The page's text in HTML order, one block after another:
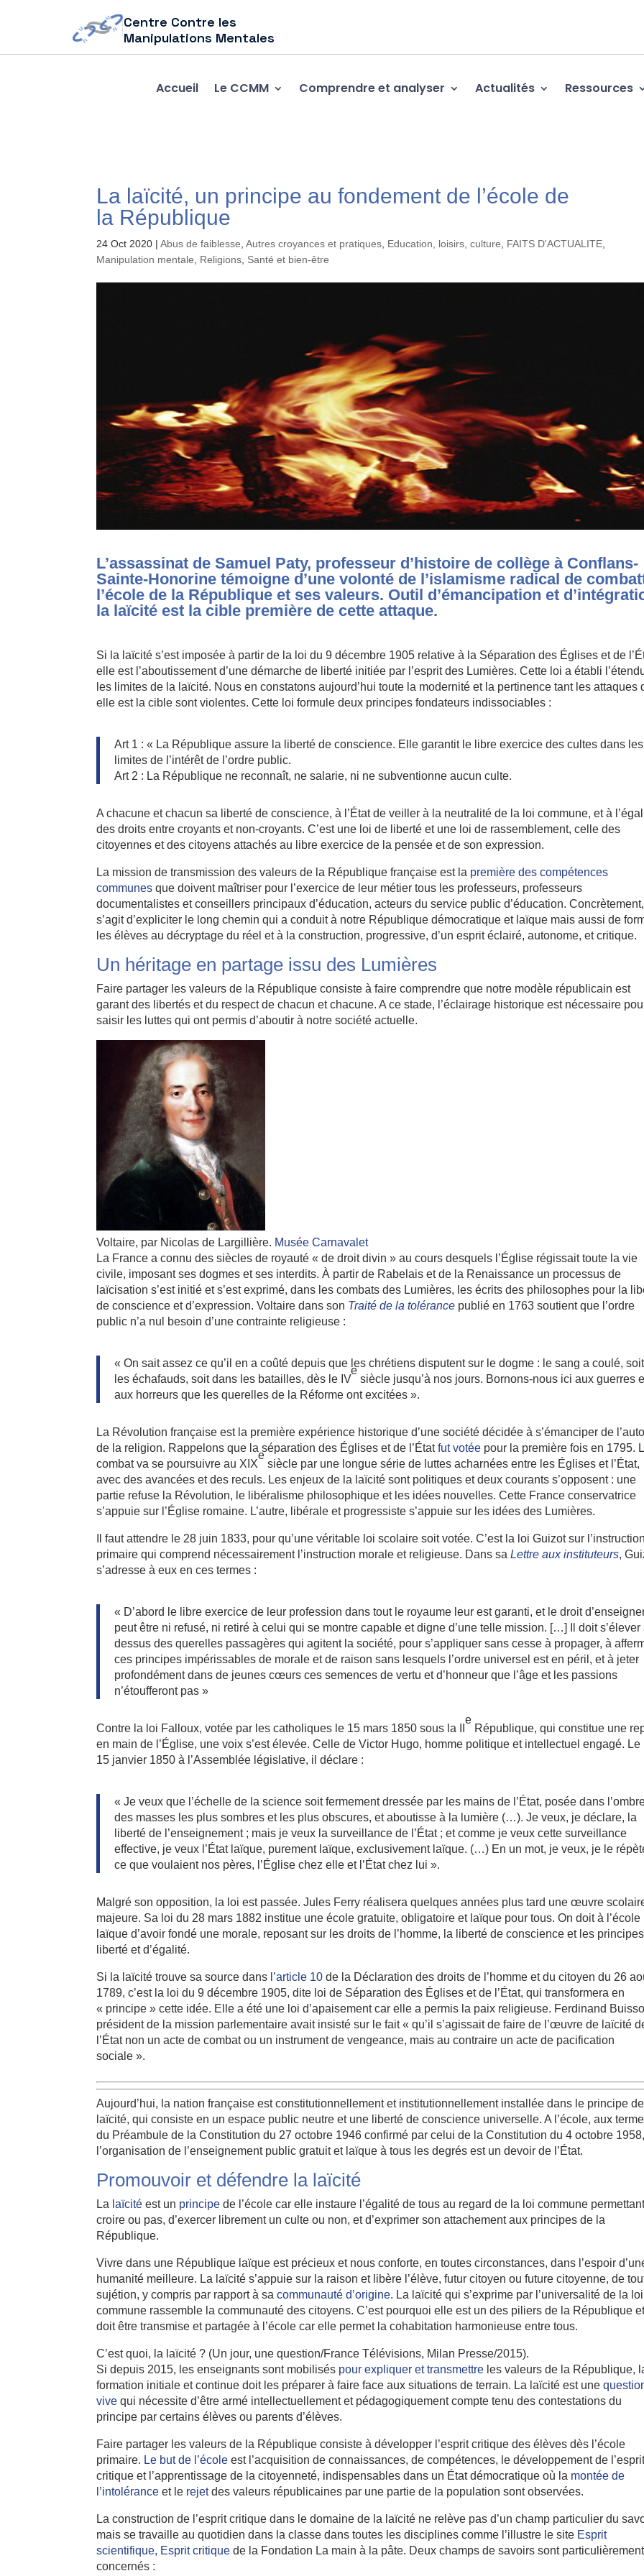
Centre Contre les
Manipulations Mentales
Accueil Le CCMM Comprendre et analyser Actualités Ressources
La laïcité, un principe au fondement de l’école de
la République
24 Oct 2020 |Abus de faiblesse ,Autres croyances et pratiques Education, loisirs, culture FAITS D'ACTUALITE
Manipulation mentale
Religions Santé et bien-être
L’assassinat de Samuel Paty, professeur d’histoire de collège à Conflans-
Sainte-Honorine témoigne d’une volonté de l’islamisme radical de
l’école de la République et ses valeurs. Outil d’émancipation et
la laïcité est la cible première de cette attaque.
Si la laïcité s’est imposée à partir de la loi du 9 décembre 1905 relative à la Séparation des Églises et de
elle est l’aboutissement d’une démarche de liberté initiée par l’esprit des Lumières. Cette loi a établi
les limites de la laïcité. Nous en constatons aujourd’hui toute la modernité et la pertinence tant les attaques
elle est la cible sont violentes. Cette loi formule deux principes fondateurs indissociables :
Art 1 : « La République assure la liberté de conscience. Elle garantit le libre exercice des cultes dans les
limites de l’intérêt de l’ordre public.
Art 2 : La République ne reconnaît, ne salarie, ni ne subventionne aucun culte.
A chacune et chacun sa liberté de conscience, à l’État de veiller à la neutralité de la loi commune, et à
des droits entre croyants et non-croyants. C’est une loi de liberté et une loi de rassemblement, celle des
citoyennes et des citoyens attachés au libre exercice de la pensée et de son expression.
La mission de transmission des valeurs de la République française est la première des compétences
communes que doivent maîtriser pour l’exercice de leur métier tous les professeurs, professeurs
documentalistes et conseillers principaux d’éducation, acteurs du service public d’éducation.
s’agit d’expliciter le long chemin qui a conduit à notre République démocratique et laïque mais aussi de
les élèves au décryptage du réel et à la construction, progressive, d’un esprit éclairé, autonome, et critique.
Un héritage en partage issu des Lumières
Faire partager les valeurs de la République consiste à faire comprendre que notre modèle républicain est
garant des libertés et du respect de chacun et chacune. A ce stade, l’éclairage historique est nécessaire
saisir les luttes qui ont permis d’aboutir à notre société actuelle.
Voltaire, par Nicolas de Largillière. Musée Carnavalet
La France a connu des siècles de royauté « de droit divin » au cours desquels l’Église régissait toute la vie
civile, imposant ses dogmes et ses interdits. À partir de Rabelais et de la Renaissance un processus de
laïcisation s’est initié et s’est exprimé, dans les combats des Lumières, les écrits des philosophes pour la
de conscience et d’expression. Voltaire dans son Traité de la tolérance publié en 1763 soutient que l’ordre
public n’a nul besoin d’une contrainte religieuse :
« On sait assez ce qu’il en a coûté depuis que les chrétiens disputent sur le dogme : le sang a coulé,
les échafauds, soit dans les batailles, dès le IV
e
siècle jusqu’à nos jours. Bornons-nous ici aux guerres
aux horreurs que les querelles de la Réforme ont excitées ».
La Révolution française est la première expérience historique d’une société décidée à s’émanciper de
de la religion. Rappelons que la séparation des Églises et de l’Étatfut votée pour la première fois en 1795.
combat va se poursuivre au XIX
e
siècle par une longue série de luttes acharnées entre les Églises et l’État,
avec des avancées et des reculs. Les enjeux de la laïcité sont politiques et deux courants s’opposent : une
partie refuse la Révolution, le libéralisme philosophique et les idées nouvelles. Cette France conservatrice
s’appuie sur l’Église romaine. L’autre, libérale et progressiste s’appuie sur les idées des Lumières.
Il faut attendre le 28 juin 1833, pour qu’une véritable loi scolaire soit votée. C’est la loi Guizot sur
primaire qui comprend nécessairement l’instruction morale et religieuse. Dans saLettre aux instituteurs,
s’adresse à eux en ces termes :
« D’abord le libre exercice de leur profession dans tout le royaume leur est garanti, et le droit
peut être ni refusé, ni retiré à celui qui se montre capable et digne d’une telle mission. […] Il doit s’élever
dessus des querelles passagères qui agitent la société, pour s’appliquer sans cesse à propager, à
ces principes impérissables de morale et de raison sans lesquels l’ordre universel est en péril, et à jeter
profondément dans de jeunes cœurs ces semences de vertu et d’honneur que l’âge et les passions
n’étoufferont pas »
Contre la loi Falloux, votée par les catholiques le 15 mars 1850 sous la II
e
République, qui constitue une
en main de l’Église, une voix s’est élevée. Celle de Victor Hugo, homme politique et intellectuel engagé. Le
15 janvier 1850 à l’Assemblée législative, il déclare :
« Je veux que l’échelle de la science soit fermement dressée par les mains de l’État, posée dans
des masses les plus sombres et les plus obscures, et aboutisse à la lumière (…). Je veux, je déclare, la
liberté de l’enseignement ; mais je veux la surveillance de l’État ; et comme je veux cette surveillance
effective, je veux l’État laïque, purement laïque, exclusivement laïque. (…) En un mot, je veux, je le
ce que voulaient nos pères, l’Église chez elle et l’État chez lui ».
Malgré son opposition, la loi est passée. Jules Ferry réalisera quelques années plus tard une œuvre
majeure. Sa loi du 28 mars 1882 institue une école gratuite, obligatoire et laïque pour tous. On doit à l’école
laïque d’avoir fondé une morale, reposant sur les droits de l’homme, la liberté de conscience et les
liberté et d’égalité.
Si la laïcité trouve sa source dans l’article 10 de la Déclaration des droits de l’homme et du citoyen du 26
1789, c’est la loi du 9 décembre 1905, dite loi de Séparation des Églises et de l’État, qui transformera en
« principe » cette idée. Elle a été une loi d’apaisement car elle a permis la paix religieuse. Ferdinand
président de la mission parlementaire avait insisté sur le fait « qu’il s’agissait de faire de l’œuvre de laïcité
l’État non un acte de combat ou un instrument de vengeance, mais au contraire un acte de pacification
sociale ».
Aujourd’hui, la nation française est constitutionnellement et institutionnellement installée dans le principe de
laïcité, qui consiste en un espace public neutre et une liberté de conscience universelle. A l’école, aux
du Préambule de la Constitution du 27 octobre 1946 confirmé par celui de la Constitution du 4 octobre
l’organisation de l’enseignement public gratuit et laïque à tous les degrés est un devoir de l’État.
Promouvoir et défendre la laïcité
La laïcité est un principe de l’école car elle instaure l’égalité de tous au regard de la loi commune
croire ou pas, d’exercer librement un culte ou non, et d’exprimer son attachement aux principes de la
République.
Vivre dans une République laïque est précieux et nous conforte, en toutes circonstances, dans l’espoir
humanité meilleure. La laïcité s’appuie sur la raison et libère l’élève, futur citoyen ou future citoyenne, de
sujétion, y compris par rapport à sacommunauté d’origine. La laïcité qui s’exprime par l’universalité de la loi
commune rassemble la communauté des citoyens. C’est pourquoi elle est un des piliers de la République
doit être transmise et partagée à l’école car elle permet la cohabitation harmonieuse entre tous.
C’est quoi, la laïcité ? (Un jour, une question/France Télévisions, Milan Presse/2015).
Si depuis 2015, les enseignants sont mobilisés pour expliquer et transmettre les valeurs de la République,
formation initiale et continue doit les préparer à faire face aux situations de terrain. La laïcité est une
vive qui nécessite d’être armé intellectuellement et pédagogiquement compte tenu des contestations du
principe par certains élèves ou parents d’élèves.
Faire partager les valeurs de la République consiste à développer l’esprit critique des élèves dès l’école
primaire. Le but de l’école est l’acquisition de connaissances, de compétences, le développement de
critique et l’apprentissage de la citoyenneté, indispensables dans un État démocratique où la montée de
l’intolérance et le rejetdes valeurs républicaines par une partie de la population sont observées.
La construction de l’esprit critique dans le domaine de la laïcité ne relève pas d’un champ particulier du
mais se travaille au quotidien dans la classe dans toutes les disciplines comme l’illustre le site Esprit
scientifique, Esprit critique de la Fondation La main à la pâte. Deux champs de savoirs sont particulièrement
concernés :